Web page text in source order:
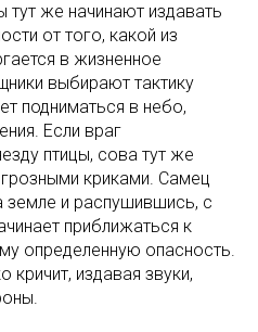
же начинают издавать
от того, какой из
в жизненное
выбирают тактику
подниматься в небо,
Если враг
птицы, сова тут же
криками. Самец
и распушившись, с
приближаться к
определенную опасность.
издавая звуки,